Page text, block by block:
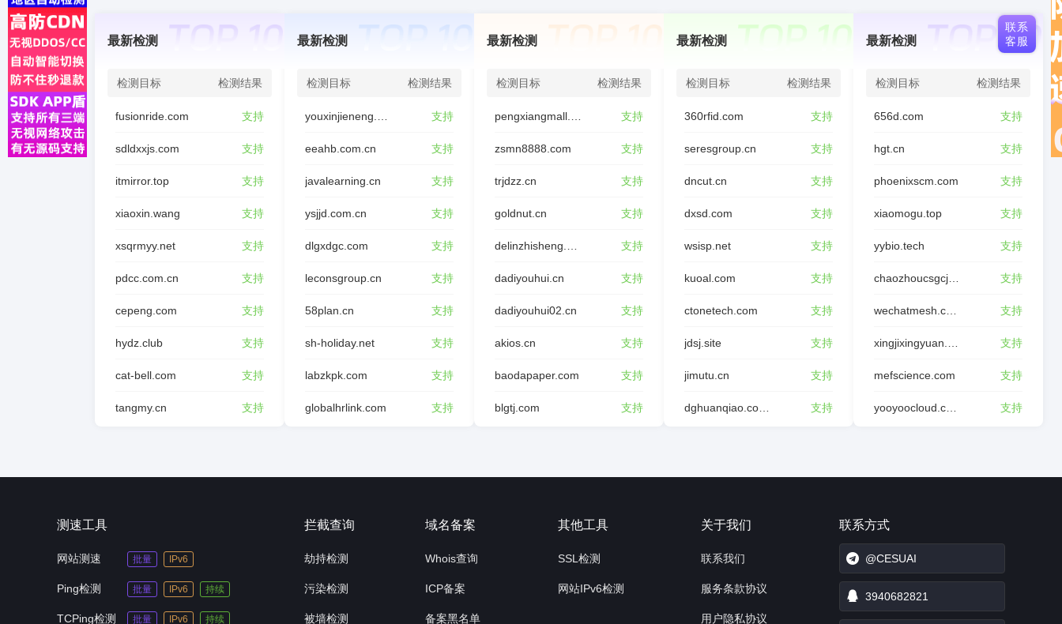
最新检测
检测目标 检测结果
fusionride.com 支持
sdldxxjs.com 支持
itmirror.top 支持
xiaoxin.wang 支持
xsqrmyy.net 支持
pdcc.com.cn 支持
cepeng.com 支持
hydz.club 支持
cat-bell.com 支持
tangmy.cn 支持
最新检测
检测目标 检测结果
支持
eeahb.com.cn 支持
javalearning.cn 支持
ysjjd.com.cn 支持
dlgxdgc.com 支持
leconsgroup.cn 支持
58plan.cn 支持
sh-holiday.net 支持
labzkpk.com 支持
globalhrlink.com 支持
最新检测
检测目标 检测结果
支持
zsmn8888.com 支持
trjdzz.cn 支持
goldnut.cn 支持
支持
dadiyouhui.cn 支持
dadiyouhui02.cn 支持
akios.cn 支持
baodapaper.com 支持
blgtj.com 支持
最新检测
检测目标 检测结果
360rfid.com 支持
seresgroup.cn 支持
dncut.cn 支持
dxsd.com 支持
wsisp.net 支持
kuoal.com 支持
ctonetech.com 支持
jdsj.site 支持
jimutu.cn 支持
支持
最新检测
检测目标 检测结果
656d.com 支持
hgt.cn 支持
phoenixscm.com 支持
xiaomogu.top 支持
yybio.tech 支持
支持
支持
支持
mefscience.com 支持
支持
测速工具
网站测速 批量 IPv6
Ping检测 批量 IPv6 持续
TCPing检测 批量 IPv6 持续
拦截查询
劫持检测
污染检测
被墙检测
域名备案
Whois查询
ICP备案
备案黑名单
其他工具
SSL检测
网站IPv6检测
关于我们
联系我们
服务条款协议
用户隐私协议
联系方式
@CESUAI
3940682821
联系
客服